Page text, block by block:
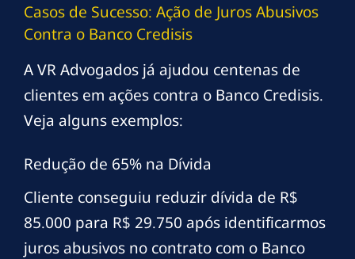
Casos de Sucesso: Ação de Juros Abusivos
Contra o Banco Credisis
A VR Advogados já ajudou centenas de
clientes em ações contra o Banco Credisis.
Veja alguns exemplos:
Redução de 65% na Dívida
Cliente conseguiu reduzir dívida de R$
85.000 para R$ 29.750 após identificarmos
juros abusivos no contrato com o Banco